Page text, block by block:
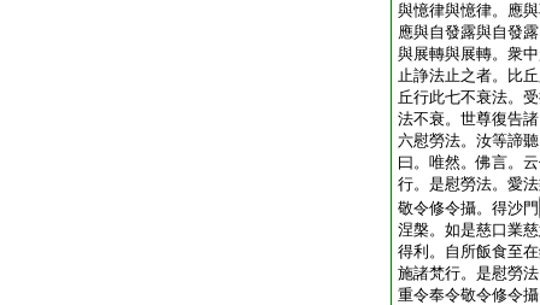
與憶律與憶律。應
應與自發露與自發
與展轉與展轉。衆
止諍法止之者。比
丘行此七不衰法。
法不衰。世尊復告
六慰勞法。汝等諦
曰。唯然。佛言。
行。是慰勞法。愛
敬令修令攝。得沙門
涅槃。如是慈口業
得利。自所飯食至
施諸梵行。是慰勞
重令奉令敬令修令